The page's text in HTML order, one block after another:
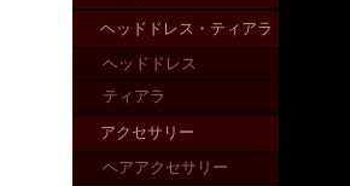
ヘッドドレス・ティアラ
ヘッドドレス
ティアラ
アクセサリー
ヘアアクセサリー